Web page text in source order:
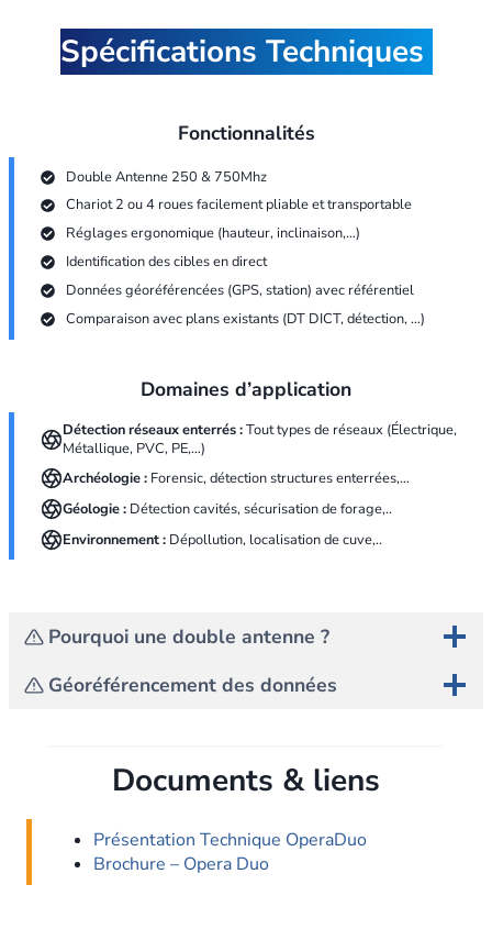
Spécifications Techniques
Fonctionnalités
Double Antenne 250 & 750Mhz
Chariot 2 ou 4 roues facilement pliable et transportable
Réglages ergonomique (hauteur, inclinaison,…)
Identification des cibles en direct
Données géoréférencées (GPS, station) avec référentiel
Comparaison avec plans existants (DT DICT, détection, …)
Domaines d’application
Détection réseaux enterrés :Tout types de réseaux (Électrique,
Métallique, PVC, PE,…)
Archéologie : Forensic, détection structures enterrées,…
Géologie : Détection cavités, sécurisation de forage,..
Environnement : Dépollution, localisation de cuve,..
Pourquoi une double antenne ?
Géoréférencement des données
Documents & liens
Présentation Technique OperaDuo
Brochure – Opera Duo